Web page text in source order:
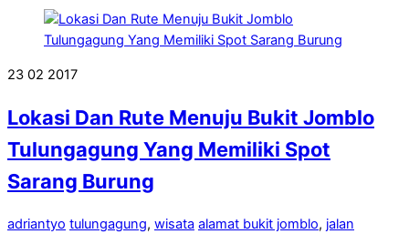
23 02 2017
Lokasi Dan Rute Menuju Bukit Jomblo
Tulungagung Yang Memiliki Spot
Sarang Burung
adriantyo tulungagung, wisata alamat bukit jomblo, jalan